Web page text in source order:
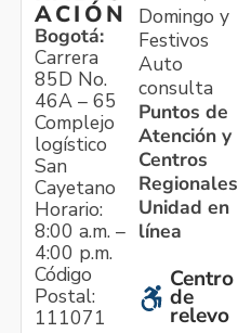
ACIÓN
Bogotá:
Carrera
85D No.
46A – 65
Complejo
logístico
San
Cayetano
Horario:
8:00 a.m. –
4:00 p.m.
Código
Postal:
111071
Domingo y
Festivos
Auto
consulta
Puntos de
Atención y
Centros
Regionales
Unidad en
línea
Centro
de
relevo